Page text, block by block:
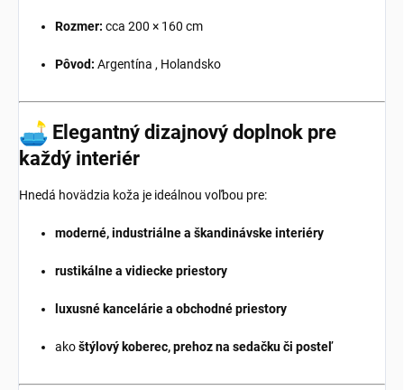
Rozmer: cca 200 × 160 cm
Pôvod: Argentína , Holandsko
Elegantný dizajnový doplnok pre
každý interiér
Hnedá hovädzia koža je ideálnou voľbou pre:
moderné, industriálne a škandinávske interiéry
rustikálne a vidiecke priestory
luxusné kancelárie a obchodné priestory
akoštýlový koberec, prehoz na sedačku či posteľ